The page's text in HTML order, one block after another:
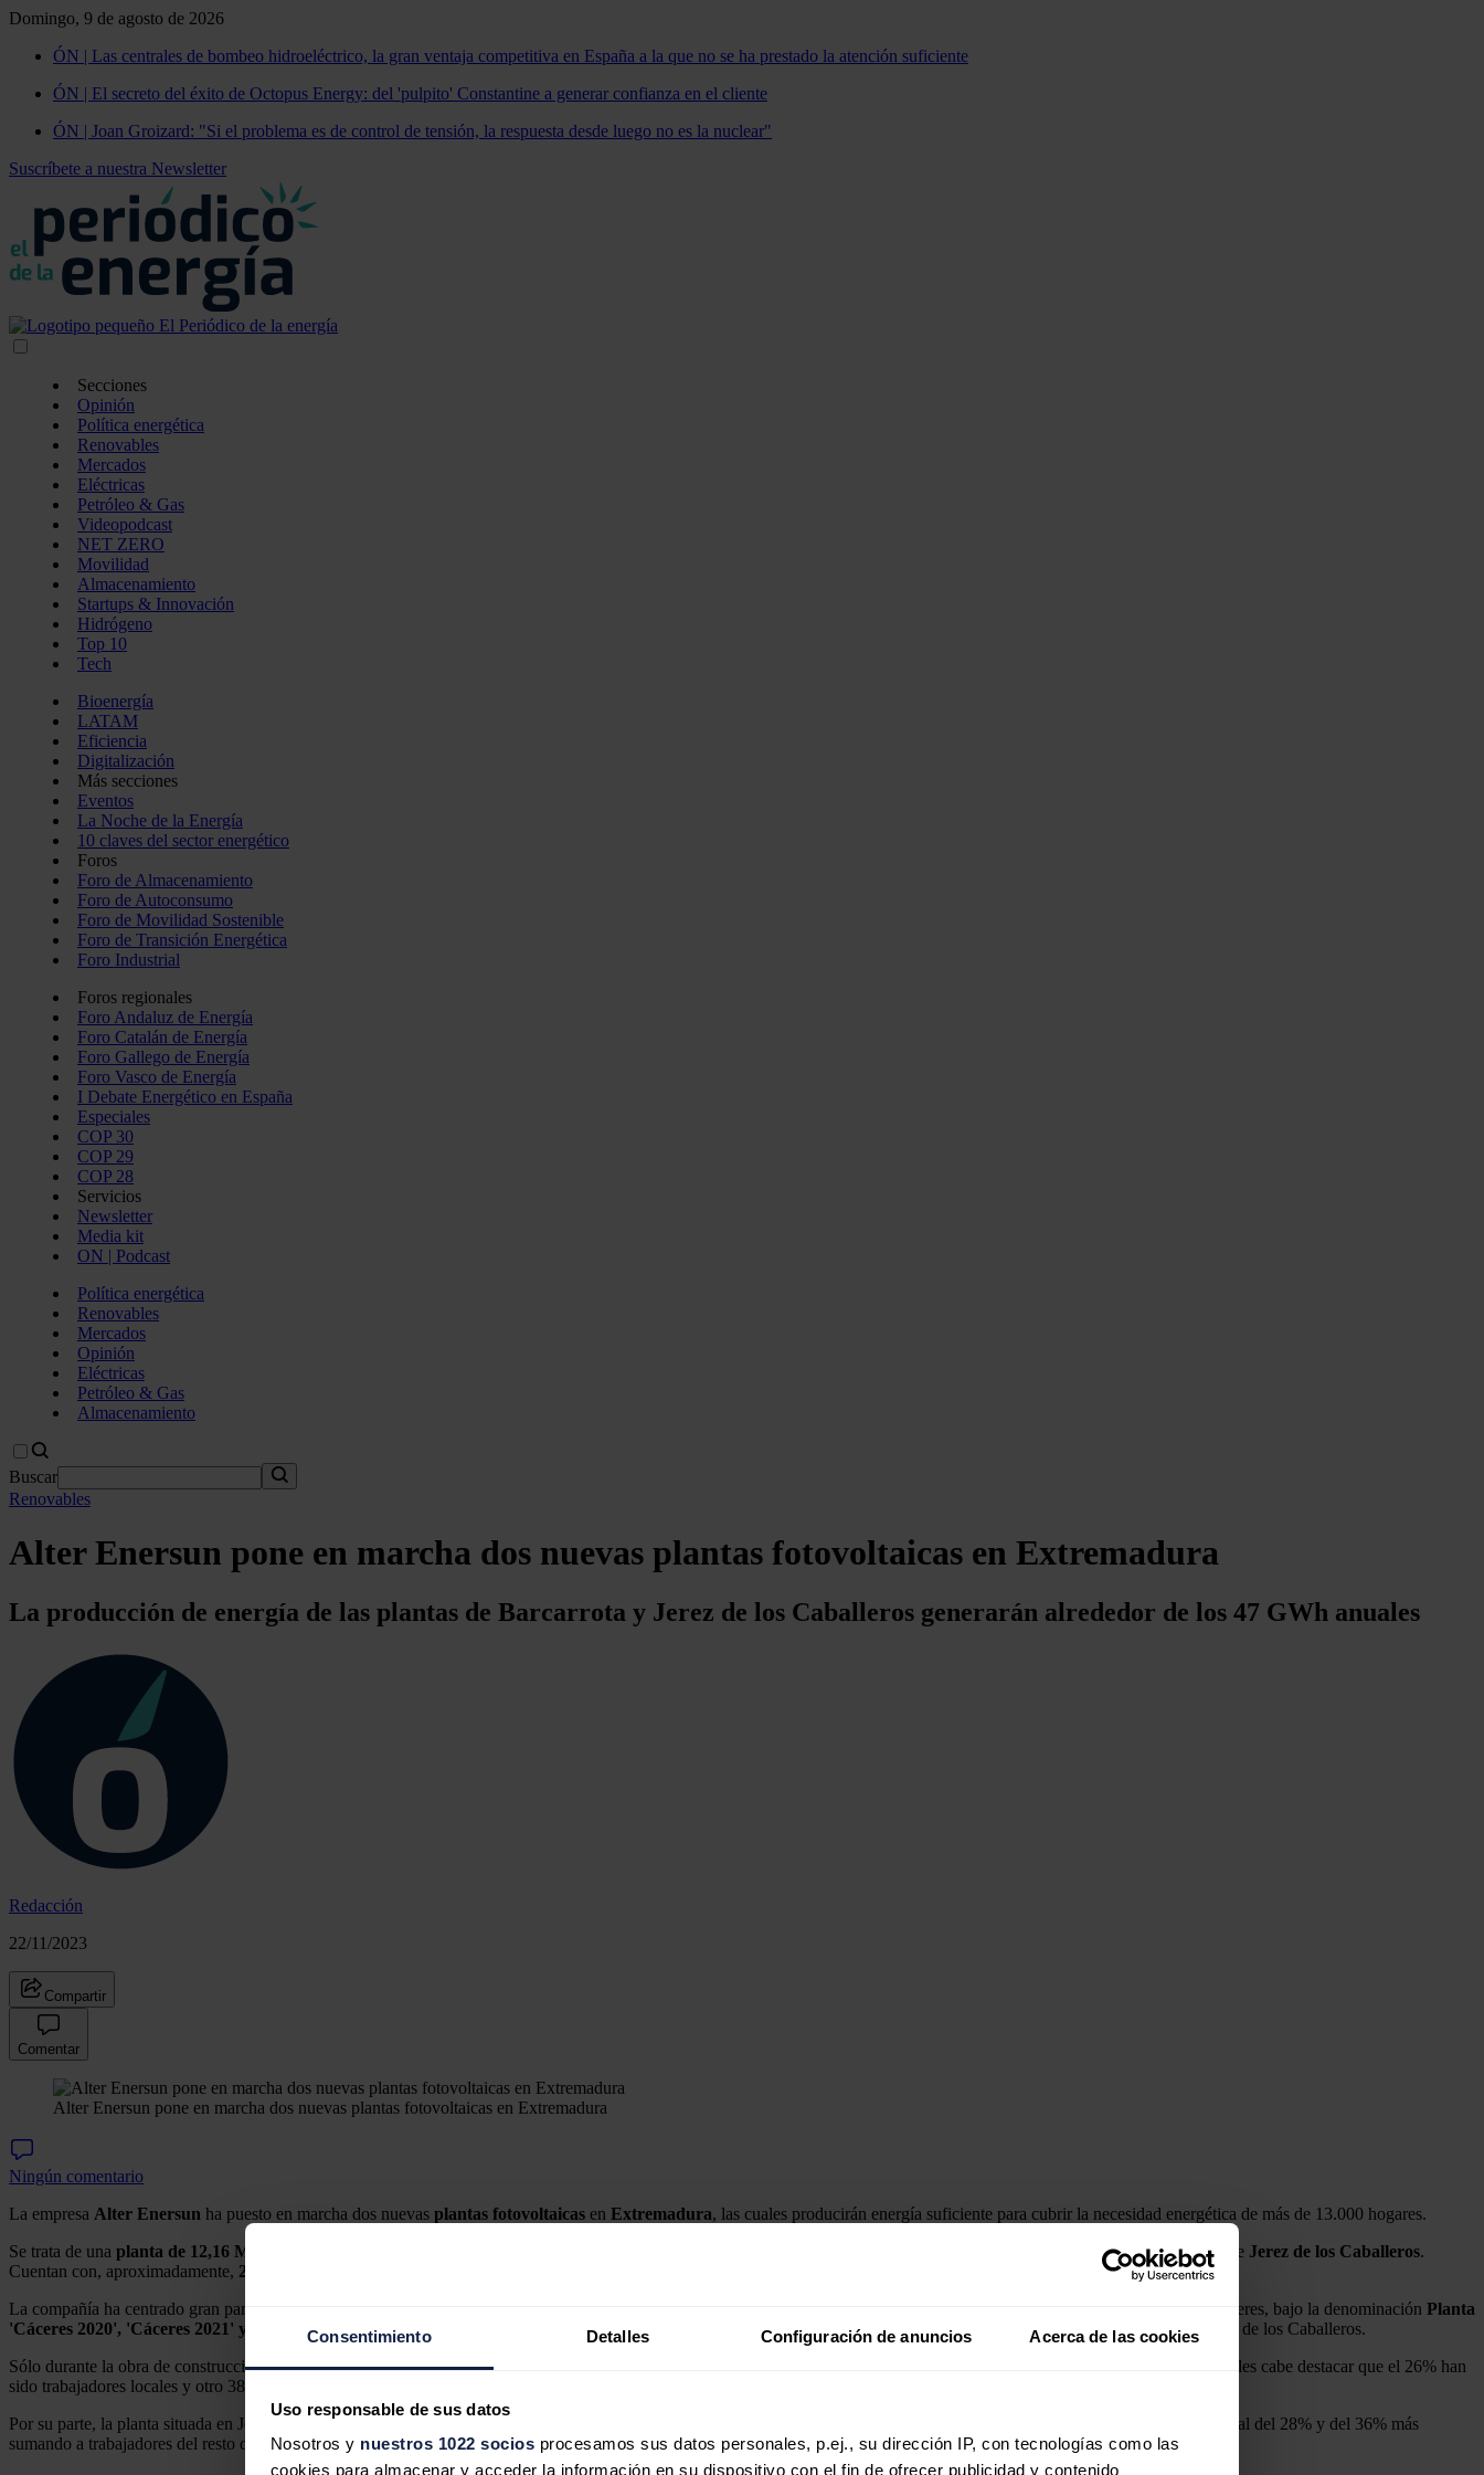
Consentimiento Detalles Configuración de anuncios Acerca de las cookies
Uso responsable de sus datos
Nosotros y nuestros 1022 socios procesamos sus datos personales, p.ej., su dirección IP, con tecnologías como las
cookies para almacenar y acceder la información en su dispositivo con el fin de ofrecer publicidad y contenido
Domingo, 9 de agosto de 2026
ÓN | Las centrales de bombeo hidroeléctrico, la gran ventaja competitiva en España a la que no se ha prestado la atención suficiente
ÓN | El secreto del éxito de Octopus Energy: del 'pulpito' Constantine a generar confianza en el cliente
ÓN | Joan Groizard: "Si el problema es de control de tensión, la respuesta desde luego no es la nuclear"
Suscríbete a nuestra Newsletter
Secciones
Opinión
Política energética
Renovables
Mercados
Eléctricas
Petróleo & Gas
Videopodcast
NET ZERO
Movilidad
Almacenamiento
Startups & Innovación
Hidrógeno
Top 10
Tech
Bioenergía
LATAM
Eficiencia
Digitalización
Más secciones
Eventos
La Noche de la Energía
10 claves del sector energético
Foros
Foro de Almacenamiento
Foro de Autoconsumo
Foro de Movilidad Sostenible
Foro de Transición Energética
Foro Industrial
Foros regionales
Foro Andaluz de Energía
Foro Catalán de Energía
Foro Gallego de Energía
Foro Vasco de Energía
I Debate Energético en España
Especiales
COP 30
COP 29
COP 28
Servicios
Newsletter
Media kit
ON | Podcast
Política energética
Renovables
Mercados
Opinión
Eléctricas
Petróleo & Gas
Almacenamiento
Buscar
Renovables
Alter Enersun pone en marcha dos nuevas plantas fotovoltaicas en Extremadura
La producción de energía de las plantas de Barcarrota y Jerez de los Caballeros generarán alrededor de los 47 GWh anuales
Redacción
22/11/2023
Compartir
Comentar
Alter Enersun pone en marcha dos nuevas plantas fotovoltaicas en Extremadura
Ningún comentario
La empresa Alter Enersun ha puesto en marcha dos nuevas plantas fotovoltaicas en Extremadura, las cuales producirán energía suficiente para cubrir la necesidad energética de más de 13.000 hogares.
Se trata de una planta de 12,16 MWp, localizada en la población de Jerez de los Caballeros.
Cuentan con, aproximadamente, 22.000 módulos cada una, mediante los cuales generarán, de manera anual, del orden de 25 GWh y 22 GWh, respectivamente.
La compañía ha centrado gran parte de sus inversiones y proyectos en Extremadura, donde durante los últimos dos años ha sumado la puesta en marcha de tres proyectos en Cáceres, bajo la denominación Planta
'Cáceres 2020', 'Cáceres 2021' y Cáceres 2023',
y la ejecución y/o puesta en marcha de nuevas plantas situadas en Mérida, Alconchel, además de las dos en Barcarrota y Jerez de los Caballeros.
Sólo durante la obra de construcción, que dio comienzo en el segundo semestre de 2022, en la planta situada en Barcarrota, han estado empleadas más de 90 personas, de las cuales cabe destacar que el 26% han
sido trabajadores locales y otro 38% empleados procedentes de otros pueblos de la provincia pacense.
Por su parte, la planta situada en Jerez de los Caballeros también ha contado con picos de contratación superiores a los 80 empleados, alcanzando unas cuotas de contratación local del 28% y del 36% más
sumando a trabajadores del resto de la provincia.